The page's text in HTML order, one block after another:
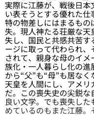
実際に江藤が、戦後日
い表そうとする優れた
特の物差しにはまるも
失。現人神たる荘厳な
失し、国民と共感共苦
ージに取って代わられ
されて、親身な母のイ
族化・一人暮らし化の
から“父”も“母”も居なく
天皇を人間にし、アメ
だ。この喪失史の尖鋭
良い文学。でも喪失し
めているのもまた江藤。